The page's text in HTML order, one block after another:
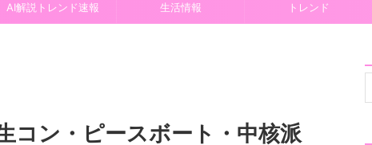
AI解説トレンド速報 生活情報 トレンド
コン・ピースボート・中核派